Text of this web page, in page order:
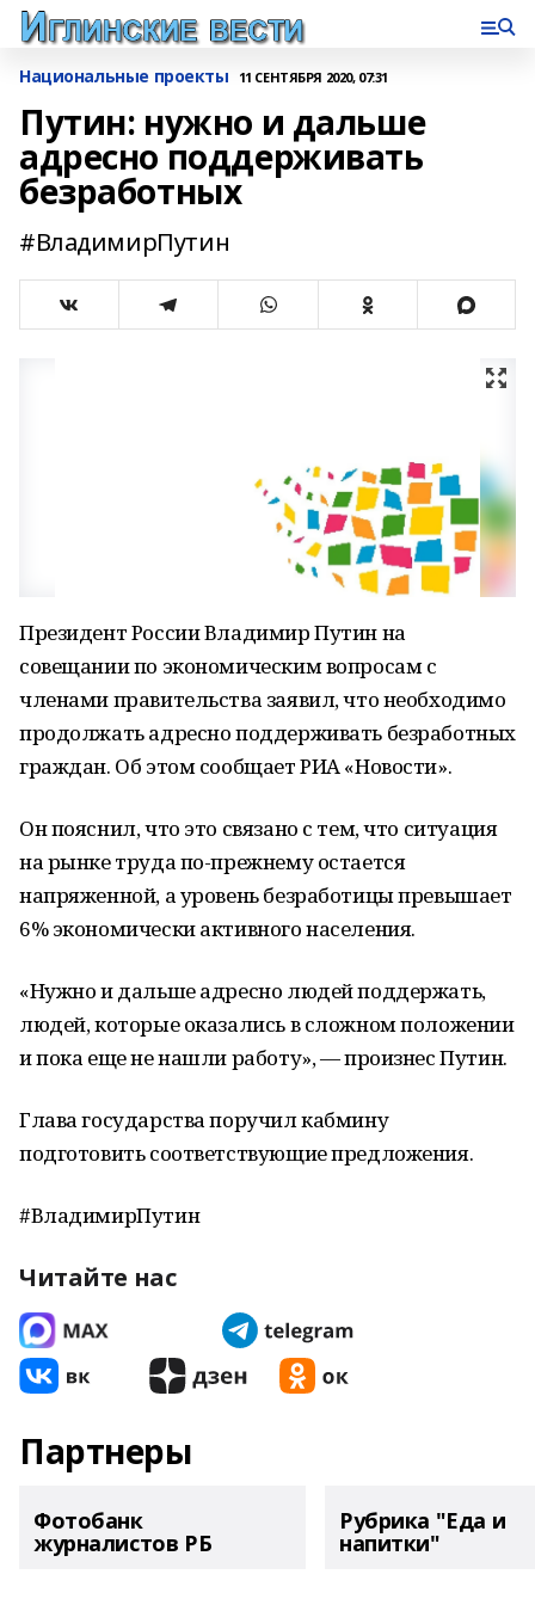
Национальные проекты 11 СЕНТЯБРЯ 2020, 07:31
Путин: нужно и дальше
адресно поддерживать
безработных
#ВладимирПутин
Президент России Владимир Путин на
совещании по экономическим вопросам с
членами правительства заявил, что необходимо
продолжать адресно поддерживать безработных
граждан. Об этом сообщает РИА «Новости».
Он пояснил, что это связано с тем, что ситуация
на рынке труда по-прежнему остается
напряженной, а уровень безработицы превышает
6% экономически активного населения.
«Нужно и дальше адресно людей поддержать,
людей, которые оказались в сложном положении
и пока еще не нашли работу», — произнес Путин.
Глава государства поручил кабмину
подготовить соответствующие предложения.
#ВладимирПутин
Читайте нас
Партнеры
Фотобанк
журналистов РБ
Рубрика "Еда и
напитки"